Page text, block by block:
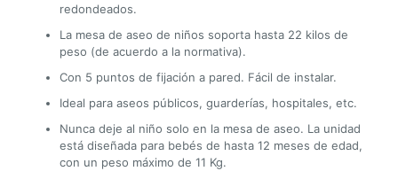
redondeados.
La mesa de aseo de niños soporta hasta 22 kilos de
peso (de acuerdo a la normativa).
Con 5 puntos de fijación a pared. Fácil de instalar.
Ideal para aseos públicos, guarderías, hospitales, etc.
Nunca deje al niño solo en la mesa de aseo. La unidad
está diseñada para bebés de hasta 12 meses de edad,
con un peso máximo de 11 Kg.